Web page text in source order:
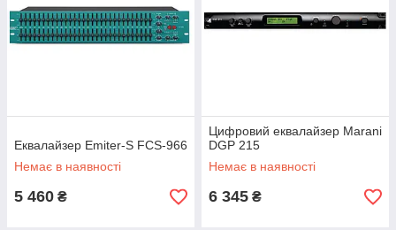
Еквалайзер Emiter-S FCS-966
Немає в наявності
5 460 ₴
Цифровий еквалайзер Marani
DGP 215
Немає в наявності
6 345 ₴